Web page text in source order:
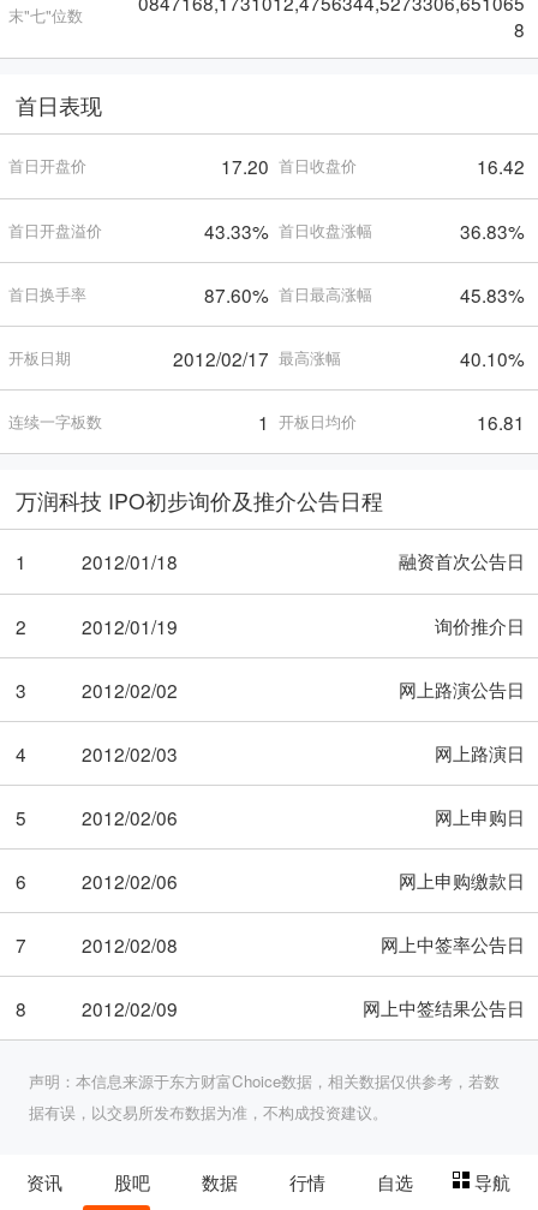
末"七"位数
8
首日表现
首日开盘价 17.20 首日收盘价 16.42
首日开盘溢价 43.33% 首日收盘涨幅 36.83%
首日换手率 87.60% 首日最高涨幅 45.83%
开板日期 2012/02/17 最高涨幅 40.10%
连续一字板数 1 开板日均价 16.81
万润科技 IPO初步询价及推介公告日程
1 2012/01/18 融资首次公告日
2 2012/01/19 询价推介日
3 2012/02/02 网上路演公告日
4 2012/02/03 网上路演日
5 2012/02/06 网上申购日
6 2012/02/06 网上申购缴款日
7 2012/02/08 网上中签率公告日
8 2012/02/09 网上中签结果公告日
声明：本信息来源于东方财富Choice数据，相关数据仅供参考，若数
据有误，以交易所发布数据为准，不构成投资建议。
资讯 股吧 数据 行情 自选
导航